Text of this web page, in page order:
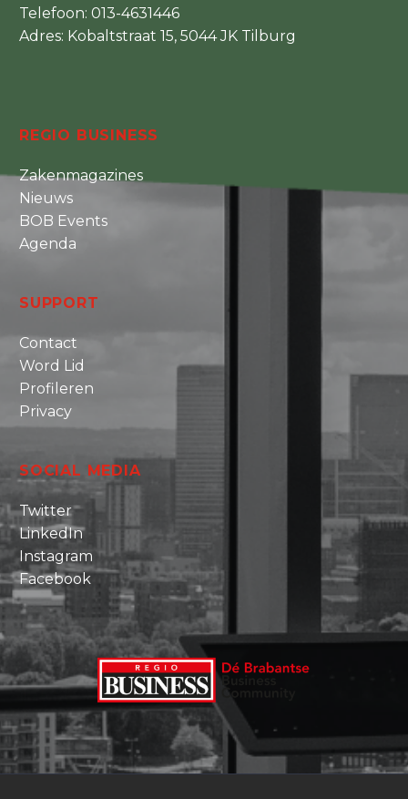
Telefoon: 013-4631446
Adres: Kobaltstraat 15, 5044 JK Tilburg
REGIO BUSINESS
Zakenmagazines
Nieuws
BOB Events
Agenda
SUPPORT
Contact
Word Lid
Profileren
Privacy
SOCIAL MEDIA
Twitter
LinkedIn
Instagram
Facebook